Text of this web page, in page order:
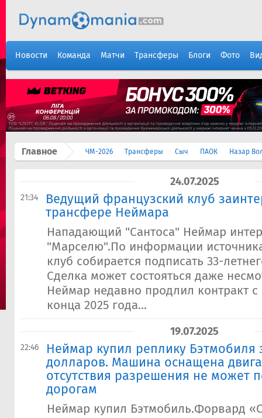
Новости Команда Матчи Трансферы Блоги Фото
Главное ЧМ-2026 Трансферы Сыч ПАОК Назар
24.07.2025
21:34
Ведущий французский клуб
трансфере Неймара
Нападающий "Сантоса" Неймар
"Марселю".По информации
клуб собирается подписать 33-
Сделка может состояться даже
Неймар недавно продлил контракт
конца 2025 года...
19.07.2025
22:46
Неймар купил реплику Бэтмобиля
долларов. Машина оснащена
отсутствия разрешения не может
дорогам
Неймар купил Бэтмобиль.Форвард